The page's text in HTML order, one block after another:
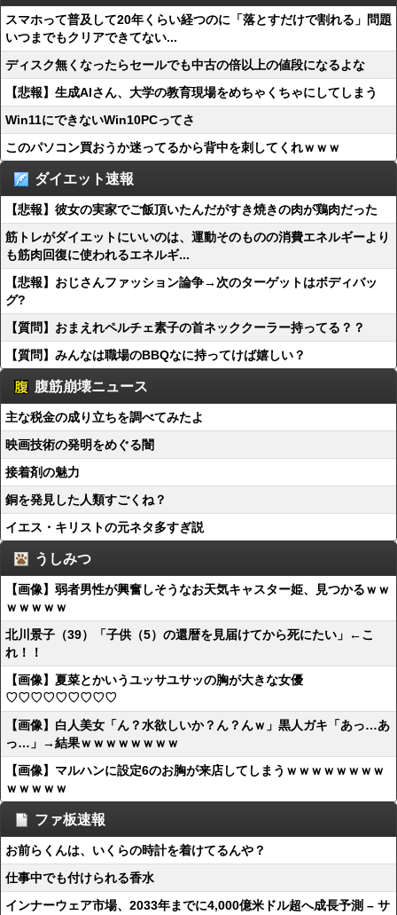
スマホって普及して20年くらい経つのに「落とすだけで割れる」問題
いつまでもクリアできてない...
ディスク無くなったらセールでも中古の倍以上の値段になるよな
【悲報】生成AIさん、大学の教育現場をめちゃくちゃにしてしまう
Win11にできないWin10PCってさ
このパソコン買おうか迷ってるから背中を刺してくれｗｗｗ
ダイエット速報
【悲報】彼女の実家でご飯頂いたんだがすき焼きの肉が鶏肉だった
筋トレがダイエットにいいのは、運動そのものの消費エネルギーより
も筋肉回復に使われるエネルギ...
【悲報】おじさんファッション論争→次のターゲットはボディバッ
グ?
【質問】おまえれペルチェ素子の首ネッククーラー持ってる？？
【質問】みんなは職場のBBQなに持ってけば嬉しい？
腹筋崩壊ニュース
主な税金の成り立ちを調べてみたよ
映画技術の発明をめぐる闇
接着剤の魅力
銅を発見した人類すごくね？
イエス・キリストの元ネタ多すぎ説
うしみつ
【画像】弱者男性が興奮しそうなお天気キャスター姫、見つかるｗｗ
ｗｗｗｗｗ
北川景子（39）「子供（5）の還暦を見届けてから死にたい」←こ
れ！！
【画像】夏菜とかいうユッサユサッの胸が大きな女優
♡♡♡♡♡♡♡♡♡
【画像】白人美女「ん？水欲しいか？ん？んｗ」黒人ガキ「あっ…あ
っ…」→結果ｗｗｗｗｗｗｗｗ
【画像】マルハンに設定6のお胸が来店してしまうｗｗｗｗｗｗｗｗ
ｗｗｗｗｗ
ファ板速報
お前らくんは、いくらの時計を着けてるんや？
仕事中でも付けられる香水
インナーウェア市場、2033年までに4,000億米ドル超へ成長予測 – サ